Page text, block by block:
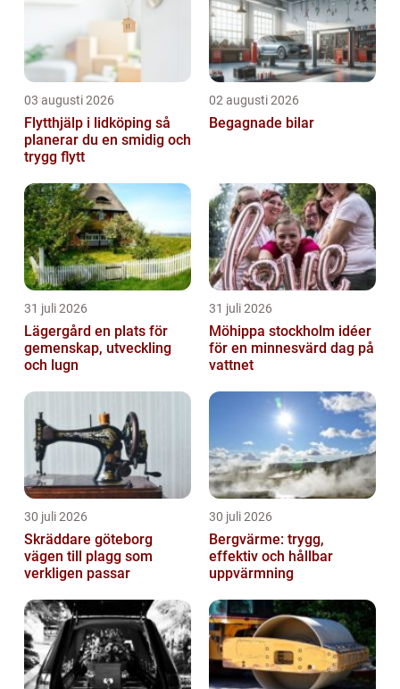
03 augusti 2026
Flytthjälp i lidköping så
planerar du en smidig och
trygg flytt
02 augusti 2026
Begagnade bilar
31 juli 2026
Lägergård en plats för
gemenskap, utveckling
och lugn
31 juli 2026
Möhippa stockholm idéer
för en minnesvärd dag på
vattnet
30 juli 2026
Skräddare göteborg
vägen till plagg som
verkligen passar
30 juli 2026
Bergvärme: trygg,
effektiv och hållbar
uppvärmning